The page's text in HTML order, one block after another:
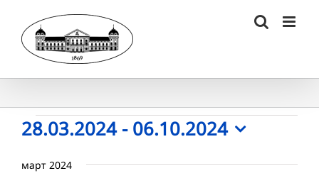
content
Събития
28.03.2024 - 06.10.2024
date.
март 2024